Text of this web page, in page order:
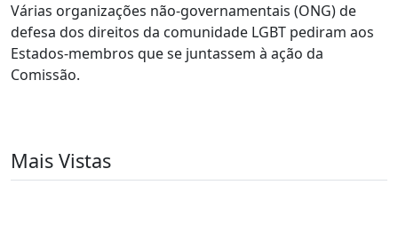
Várias organizações não-governamentais (ONG) de
defesa dos direitos da comunidade LGBT pediram aos
Estados-membros que se juntassem à ação da
Comissão.
Mais Vistas